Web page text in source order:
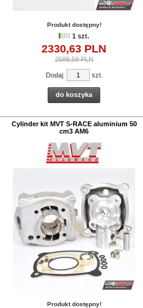
Produkt dostępny!
1 szt.
2330,63 PLN
2589,59 PLN
Dodaj: szt.
do koszyka
Cylinder kit MVT S-RACE aluminium 50
cm3 AM6
Produkt dostępny!